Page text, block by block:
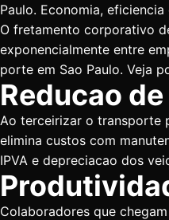
Paulo. Economia,
O fretamento corporativo
exponencialmente entre
porte em Sao Paulo. Veja
Reducao
Ao terceirizar o transporte
elimina custos com
IPVA e depreciacao dos
Colaboradores que